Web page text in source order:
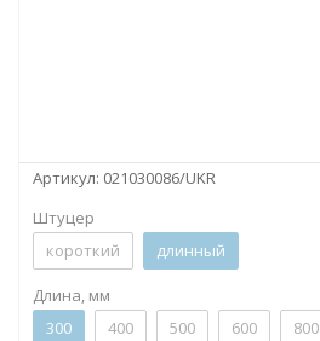
Артикул: 021030086/UKR
Штуцер
короткий
длинный
Длина, мм
300
400 500 600 800